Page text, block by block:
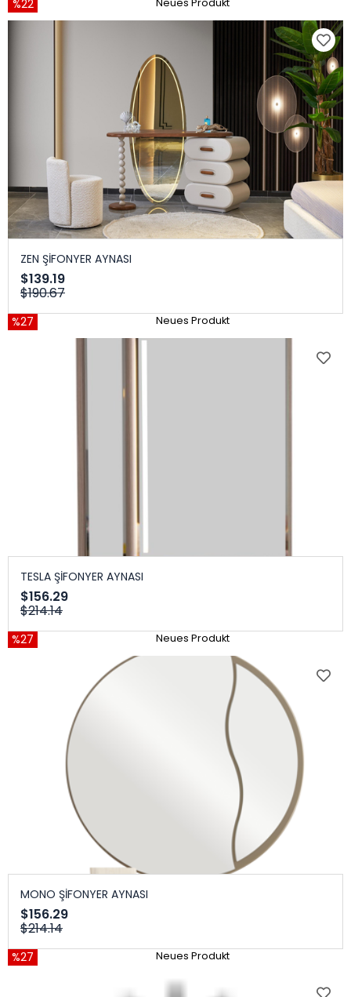
%22
ZEN ŞİFONYER AYNASI
$139.19
$190.67
%27 Neues Produkt
TESLA ŞİFONYER AYNASI
$156.29
$214.14
%27 Neues Produkt
MONO ŞİFONYER AYNASI
$156.29
$214.14
%27 Neues Produkt